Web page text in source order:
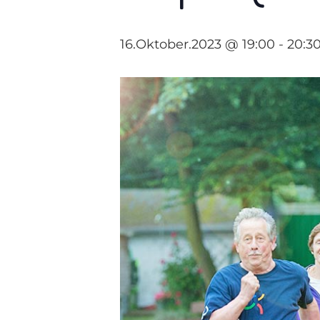
16.Oktober.2023 @ 19:00 -